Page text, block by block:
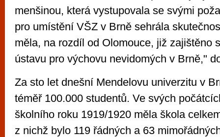
menšinou, která vystupovala se svými
pro umístění VŠZ v Brně sehrála
měla, na rozdíl od Olomouce, již zajištěno
ústavu pro výchovu nevidomých v Brně,"
Za sto let dnešní Mendelovu univerzitu v
téměř 100.000 studentů. Ve svých
školního roku 1919/1920 měla škola
z nichž bylo 119 řádných a 63